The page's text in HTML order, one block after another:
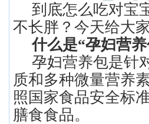
到底怎么吃对宝
不长胖？今天给大
什么是“孕妇营养
孕妇营养包是针
质和多种微量营养
照国家食品安全标
膳食食品。